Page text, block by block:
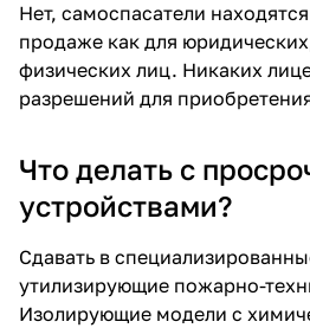
Нет, самоспасатели
продаже как для
физических лиц. Никаких
разрешений для
Что делать с
устройствами?
Сдавать в
утилизирующие пожарно-
Изолирующие модели с